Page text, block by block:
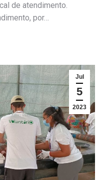
de atendimento.
por…
Jul
5
2023